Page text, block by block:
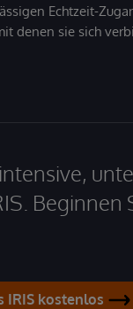
Echtzeit-
denen sie sich
IRIS kostenlos